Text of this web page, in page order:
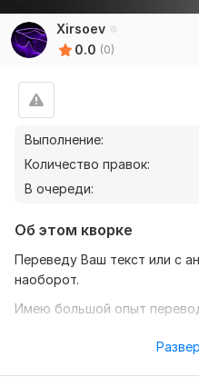
Xirsoev
0.0 (0)
Выполнение:
Количество правок:
В очереди:
Об этом кворке
Переведу Ваш текст или с
наоборот.
Имею большой опыт
заказчиком. Как результат